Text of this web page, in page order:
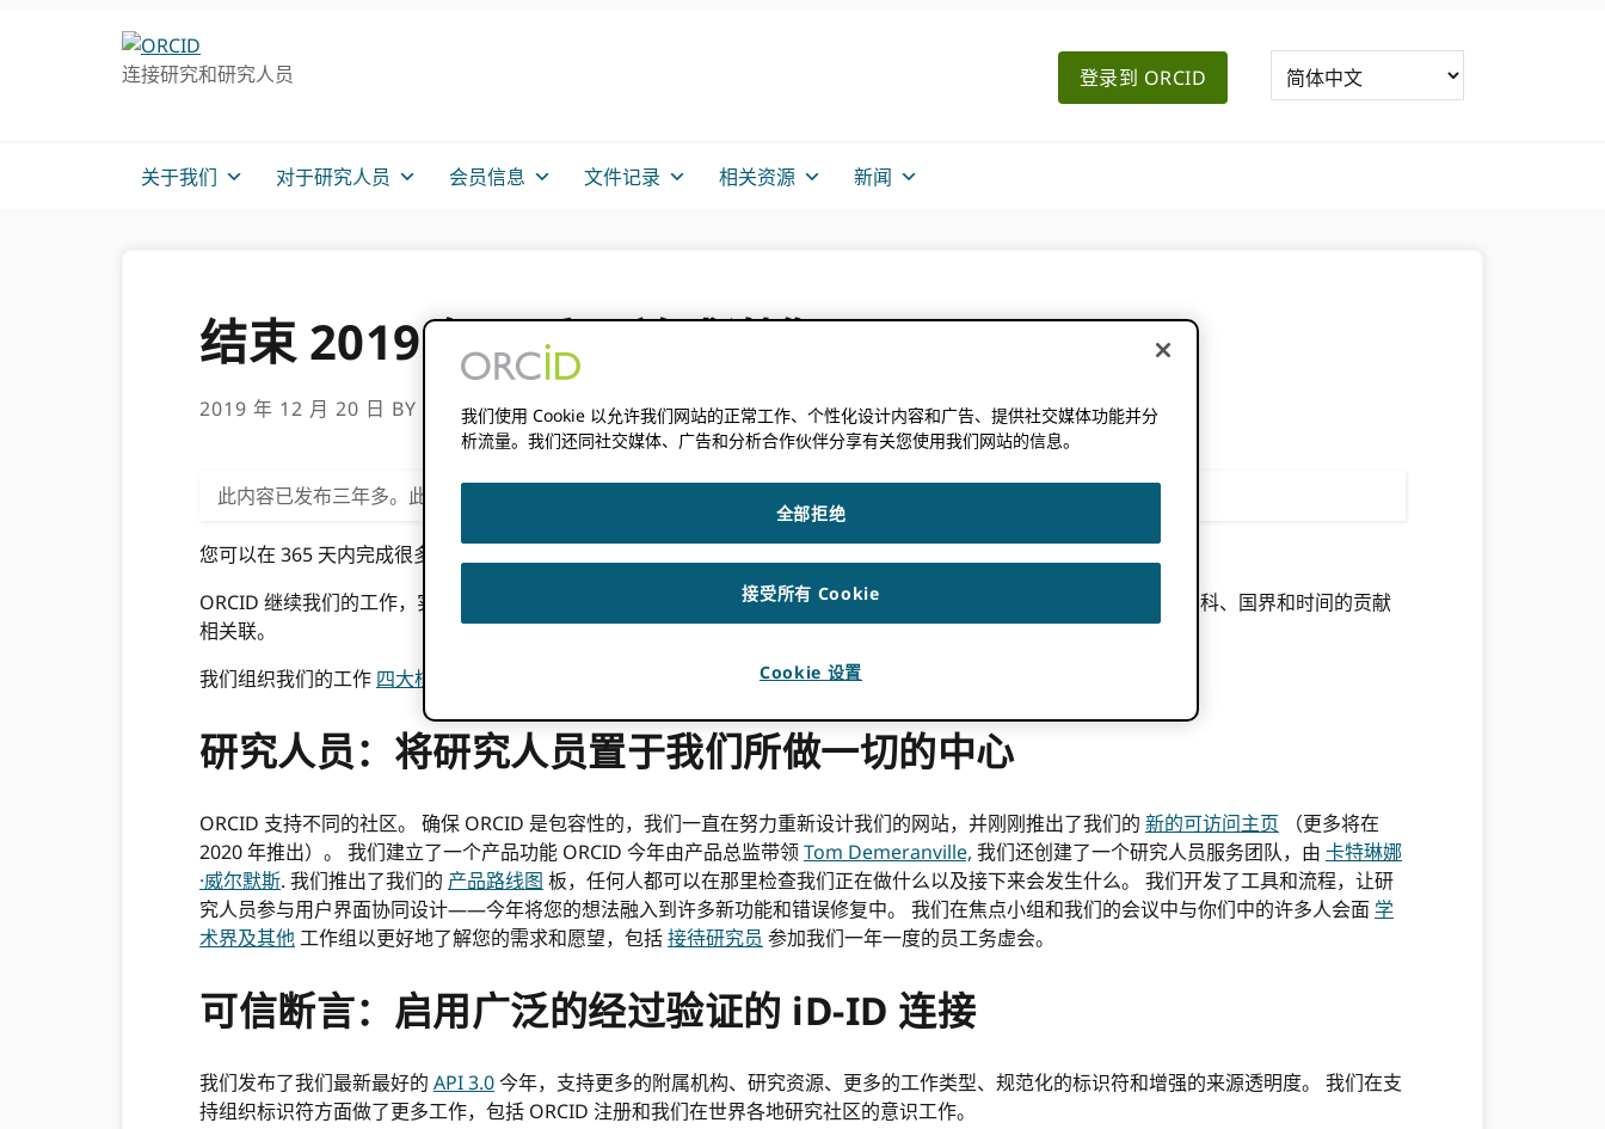
连接研究和研究人员 登录到 ORCID
关于我们 对于研究人员 会员信息 文件记录 相关资源 新闻
结束 2019 年：反思并感谢您！
2019 年 12 月 20 日 BY 劳尔·哈克
此内容已发布三年多。此帖子中包含的信息可能不准确。
您可以在 365 天内完成很多工作。 这是 2019 年的快速运行 ORCID.
ORCID 继续我们的工作，实现我们的愿景，即所有参与研究、奖学金和创新的人都被独特地识别出来，并与他们跨越学科、国界和时间的贡献
相关联。
我们组织我们的工作 四大核心战略
研究人员：将研究人员置于我们所做一切的中心
ORCID 支持不同的社区。 确保 ORCID 是包容性的，我们一直在努力重新设计我们的网站，并刚刚推出了我们的 新的可访问主页 （更多将在
2020 年推出）。 我们建立了一个产品功能 ORCID 今年由产品总监带领Tom Demeranville, 我们还创建了一个研究人员服务团队，由 卡特琳娜
·威尔默斯. 我们推出了我们的 产品路线图 板，任何人都可以在那里检查我们正在做什么以及接下来会发生什么。 我们开发了工具和流程，让研
究人员参与用户界面协同设计——今年将您的想法融入到许多新功能和错误修复中。 我们在焦点小组和我们的会议中与你们中的许多人会面 学
术界及其他工作组以更好地了解您的需求和愿望，包括接待研究员 参加我们一年一度的员工务虚会。
可信断言：启用广泛的经过验证的 iD-ID 连接
我们发布了我们最新最好的 API 3.0今年，支持更多的附属机构、研究资源、更多的工作类型、规范化的标识符和增强的来源透明度。 我们在支
持组织标识符方面做了更多工作，包括 ORCID 注册和我们在世界各地研究社区的意识工作。
我们使用 Cookie 以允许我们网站的正常工作、个性化设计内容和广告、提供社交媒体功能并分
析流量。我们还同社交媒体、广告和分析合作伙伴分享有关您使用我们网站的信息。
全部拒绝
接受所有 Cookie
Cookie 设置